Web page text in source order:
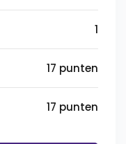
1
17 punten
17 punten